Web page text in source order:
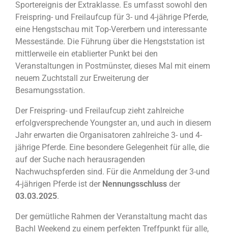
Sportereignis der Extraklasse. Es umfasst sowohl den
Freispring- und Freilaufcup für 3- und 4-jährige Pferde,
eine Hengstschau mit Top-Vererbern und interessante
Messestände. Die Führung über die Hengststation ist
mittlerweile ein etablierter Punkt bei den
Veranstaltungen in Postmünster, dieses Mal mit einem
neuem Zuchtstall zur Erweiterung der
Besamungsstation.
Der Freispring- und Freilaufcup zieht zahlreiche
erfolgversprechende Youngster an, und auch in diesem
Jahr erwarten die Organisatoren zahlreiche 3- und 4-
jährige Pferde. Eine besondere Gelegenheit für alle, die
auf der Suche nach herausragenden
Nachwuchspferden sind. Für die Anmeldung der 3-und
4-jährigen Pferde ist der Nennungsschluss der
03.03.2025.
Der gemütliche Rahmen der Veranstaltung macht das
Bachl Weekend zu einem perfekten Treffpunkt für alle,